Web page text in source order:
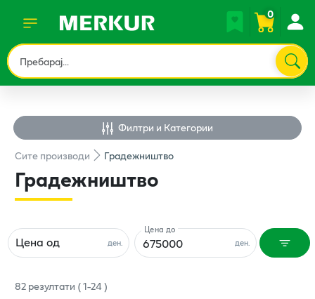
0
Филтри и Категории
Ситепроизводи Градежништво
Градежништво
ден.
Цена од ден.
Цена до
82резултати (1-24)